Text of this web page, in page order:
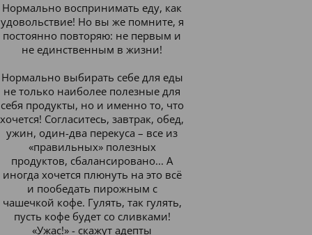
Нормально воспринимать еду, как
удовольствие! Но вы же помните, я
постоянно повторяю: не первым и
не единственным в жизни!
Нормально выбирать себе для еды
не только наиболее полезные для
себя продукты, но и именно то, что
хочется! Согласитесь, завтрак, обед,
ужин, один-два перекуса – все из
«правильных» полезных
продуктов, сбалансировано... А
иногда хочется плюнуть на это всё
и пообедать пирожным с
чашечкой кофе. Гулять, так гулять,
пусть кофе будет со сливками!
«Ужас!» - скажут адепты